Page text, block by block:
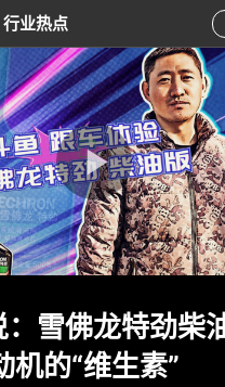
行业热点
雪佛龙特劲柴
机的“维生素”